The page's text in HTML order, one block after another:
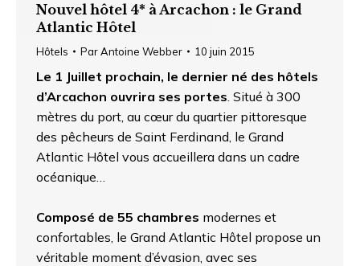
Nouvel hôtel 4* à Arcachon : le Grand
Atlantic Hôtel
Hôtels ParAntoine Webber 10 juin 2015
Le 1 Juillet prochain, le dernier né des hôtels
d’Arcachon ouvrira ses portes . Situé à 300
mètres du port, au cœur du quartier pittoresque
des pêcheurs de Saint Ferdinand, le Grand
Atlantic Hôtel vous accueillera dans un cadre
océanique…
Composé de 55 chambres modernes et
confortables, le Grand Atlantic Hôtel propose un
véritable moment d’évasion, avec ses